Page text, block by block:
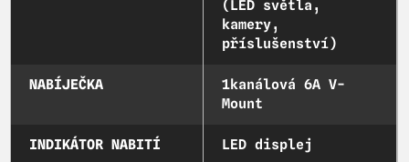
(LED světla,
kamery,
příslušenství)
NABÍJEČKA
1kanálová 6A V-
Mount
INDIKÁTOR NABITÍ LED displej